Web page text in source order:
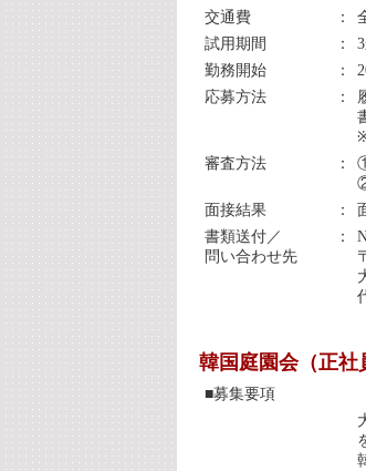
交通費
：
試用期間
：
勤務開始
：
応募方法
：
審査方法
：
面接結果
：
書類送付／
問い合わせ先
：
韓国庭園会（正社
■募集要項